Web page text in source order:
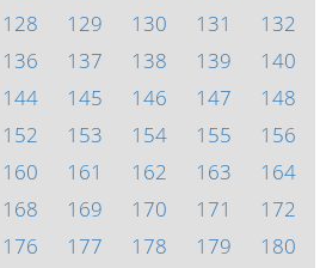
128 129 130 131
132
136 137 138 139
140
144 145 146 147
148
152 153 154 155
156
160 161 162 163
164
168 169 170 171
172
176 177 178 179
180